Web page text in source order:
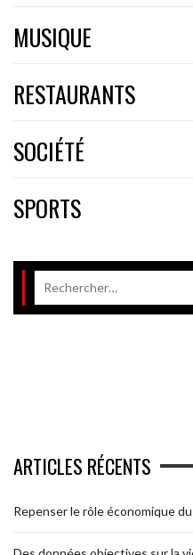
MUSIQUE
RESTAURANTS
SOCIÉTÉ
SPORTS
ARTICLES RÉCENTS
Repenser le rôle économique